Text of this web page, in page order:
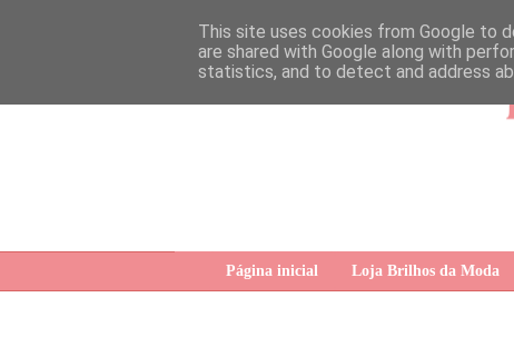
Página inicial Loja Brilhos da Moda
This site uses cookies from Google to
are shared with Google along with
statistics, and to detect and address